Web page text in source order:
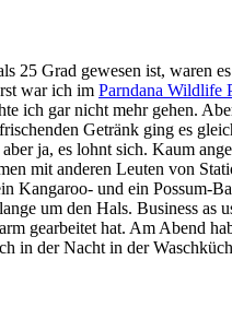
Grad gewesen ist, waren
war ich im Parndana Wildlife
gar nicht mehr gehen.
Getränk ging es
ja, es lohnt sich. Kaum
mit anderen Leuten von
und ein Possum-
um den Hals. Business
gearbeitet hat. Am Abend
der Nacht in der